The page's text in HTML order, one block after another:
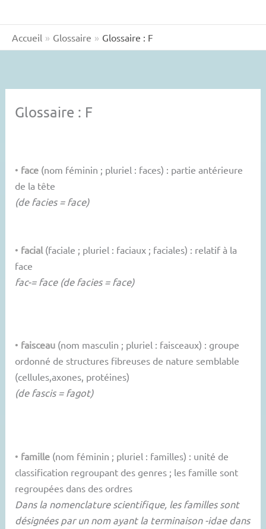
Accueil Glossaire Glossaire : F
Glossaire : F
• face (nom féminin ; pluriel : faces) : partie antérieure
de la tête
(de facies = face)
• facial (faciale ; pluriel : faciaux ; faciales) : relatif à la
face
fac-= face (de facies = face)
• faisceau (nom masculin ; pluriel : faisceaux) : groupe
ordonné de structures fibreuses de nature semblable
(cellules,axones, protéines)
(de fascis = fagot)
• famille (nom féminin ; pluriel : familles) : unité de
classification regroupant des genres ; les famille sont
regroupées dans des ordres
Dans la nomenclature scientifique, les familles sont
désignées par un nom ayant la terminaison -idae dans